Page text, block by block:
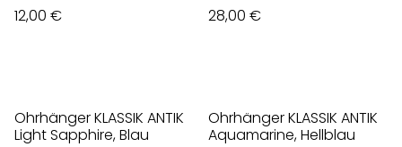
12,00 €
28,00 €
Ohrhänger KLASSIK ANTIK
Light Sapphire, Blau
Ohrhänger KLASSIK ANTIK
Aquamarine, Hellblau